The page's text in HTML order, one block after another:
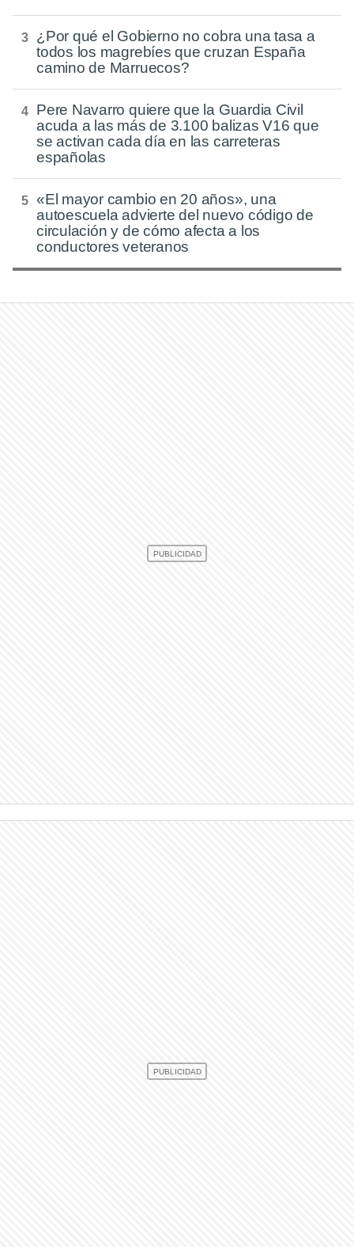
¿Por qué el Gobierno no cobra una tasa a
todos los magrebíes que cruzan España
camino de Marruecos?
Pere Navarro quiere que la Guardia Civil
acuda a las más de 3.100 balizas V16 que
se activan cada día en las carreteras
españolas
«El mayor cambio en 20 años», una
autoescuela advierte del nuevo código de
circulación y de cómo afecta a los
conductores veteranos